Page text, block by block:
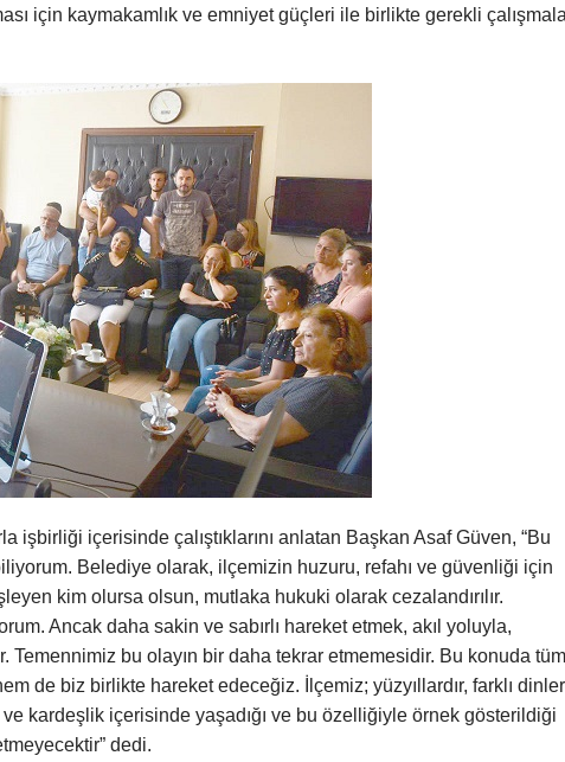
için kaymakamlık ve emniyet güçleri ile birlikte gerekli
işbirliği içerisinde çalıştıklarını anlatan Başkan Asaf Güven, “Bu
Belediye olarak, ilçemizin huzuru, refahı ve güvenliği için
kim olursa olsun, mutlaka hukuki olarak cezalandırılır.
Ancak daha sakin ve sabırlı hareket etmek, akıl yoluyla,
bu olayın bir daha tekrar etmemesidir. Bu konuda tüm
de biz birlikte hareket edeceğiz. İlçemiz; yüzyıllardır, farklı
kardeşlik içerisinde yaşadığı ve bu özelliğiyle örnek gösterildiği
dedi.